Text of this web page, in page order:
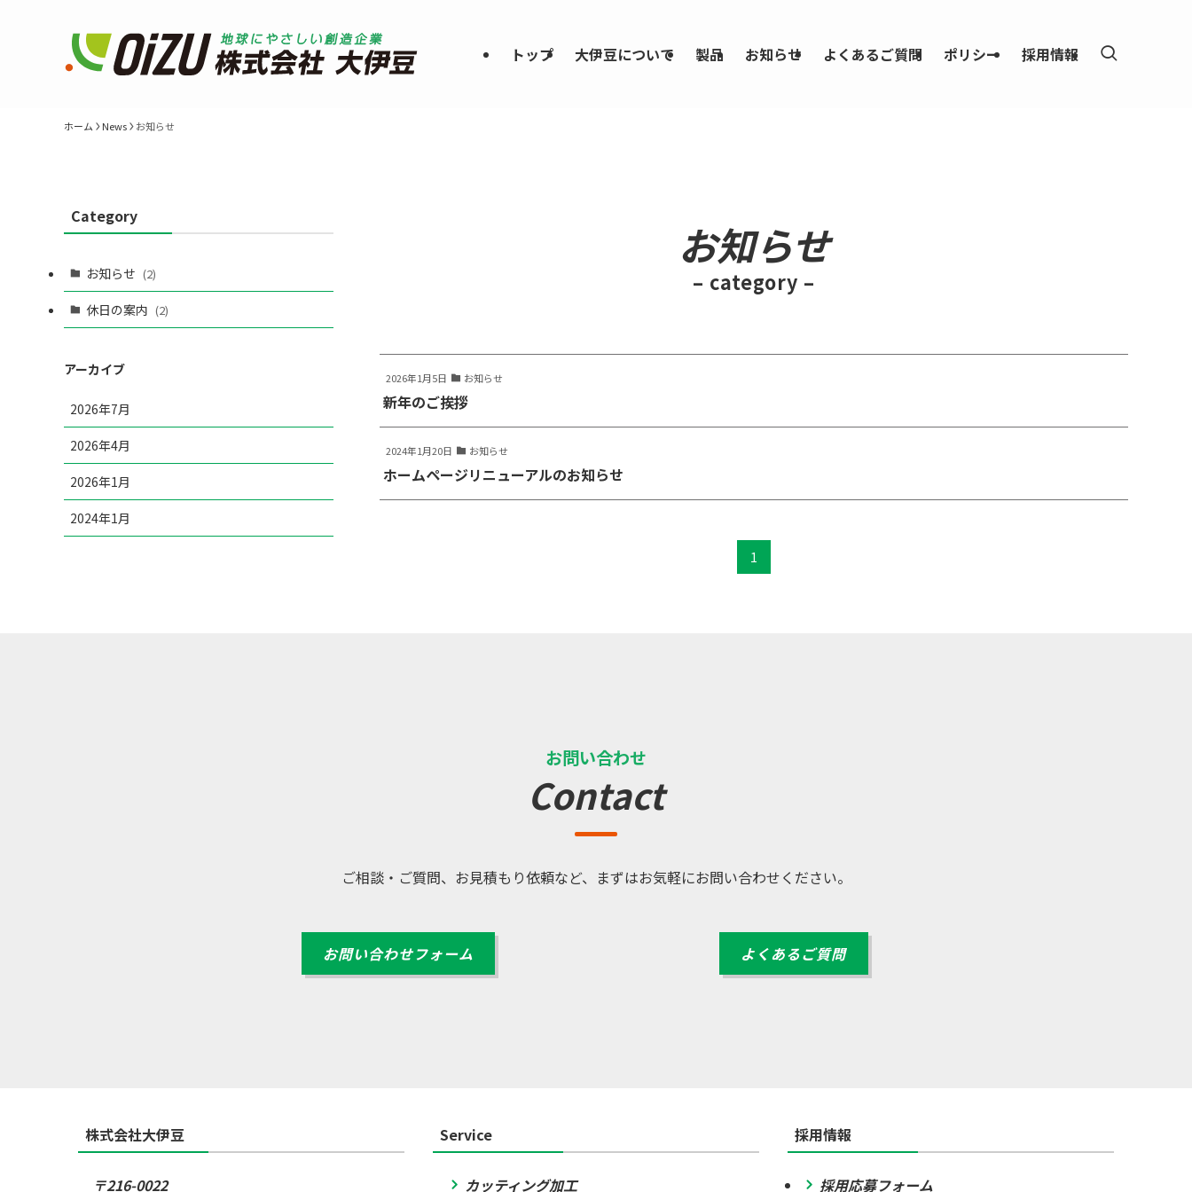
トップ 大伊豆について 製品 お知らせ よくあるご質問 ポリシー 採用情報
ホーム News お知らせ
お知らせ
– category –
2026年1月5日 お知らせ
新年のご挨拶
2024年1月20日 お知らせ
ホームページリニューアルのお知らせ
1
Category
お知らせ (2)
休日の案内 (2)
アーカイブ
2026年7月
2026年4月
2026年1月
2024年1月
お問い合わせ
Contact
ご相談・ご質問、お見積もり依頼など、 まずはお気軽にお問い合わせください。
お問い合わせフォーム よくあるご質問
株式会社大伊豆
〒216-0022
Service
カッティング加工
採用情報
採用応募フォーム